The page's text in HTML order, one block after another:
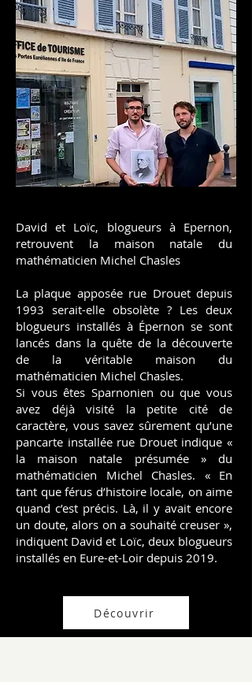
David et Loïc, blogueurs à Epernon,
retrouvent la maison natale du
mathématicien Michel Chasles
La plaque apposée rue Drouet depuis
1993 serait-elle obsolète ? Les deux
blogueurs installés à Épernon se sont
lancés dans la quête de la découverte
de la véritable maison du
mathématicien Michel Chasles.
​Si vous êtes Sparnonien ou que vous
avez déjà visité la petite cité de
caractère, vous savez sûrement qu’une
pancarte installée rue Drouet indique «
la maison natale présumée » du
mathématicien Michel Chasles. « En
tant que férus d’histoire locale, on aime
quand c’est précis. Là, il y avait encore
un doute, alors on a souhaité creuser »,
indiquent David et Loïc, deux blogueurs
installés en Eure-et-Loir depuis 2019.
Découvrir